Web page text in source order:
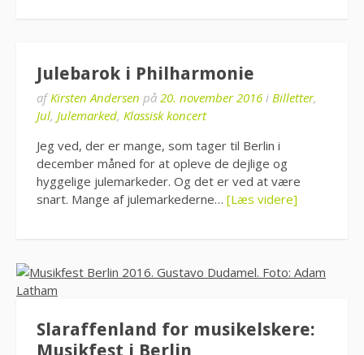
Julebarok i Philharmonie
afKirsten Andersen på 20. november 2016 i Billetter,
Jul, Julemarked, Klassisk koncert
Jeg ved, der er mange, som tager til Berlin i
december måned for at opleve de dejlige og
hyggelige julemarkeder. Og det er ved at være
snart. Mange af julemarkederne… [Læs videre]
Slaraffenland for musikelskere:
Musikfest i Berlin